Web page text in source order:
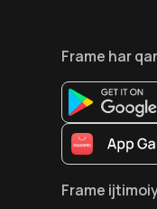
Frame har
Frame